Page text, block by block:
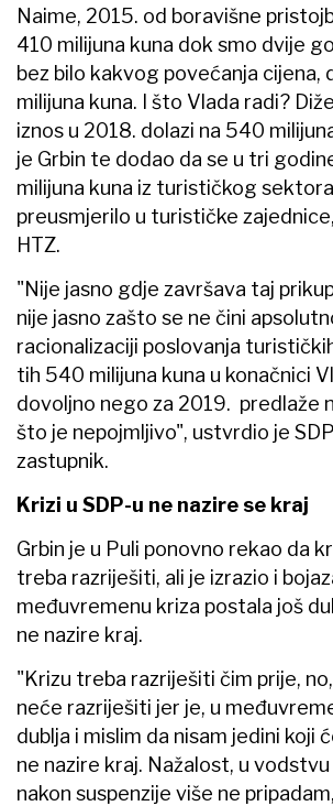
Naime, 2015. od boravišne
410 milijuna kuna dok smo dvije
bez bilo kakvog povećanja cijena,
milijuna kuna. I što Vlada radi?
iznos u 2018. dolazi na 540
je Grbin te dodao da se u tri
milijuna kuna iz turističkog
preusmjerilo u turističke
HTZ.
"Nije jasno gdje završava taj
nije jasno zašto se ne čini
racionalizaciji poslovanja
tih 540 milijuna kuna u konačnici
dovoljno nego za 2019. predlaže
što je nepojmljivo", ustvrdio je
zastupnik.
Krizi u SDP-u ne nazire se kraj
Grbin je u Puli ponovno rekao da
treba razriješiti, ali je izrazio i
međuvremenu kriza postala još
ne nazire kraj.
"Krizu treba razriješiti čim prije,
neće razriješiti jer je, u
dublja i mislim da nisam jedini koji
ne nazire kraj. Nažalost, u
nakon suspenzije više ne